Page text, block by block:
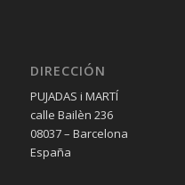
DIRECCIÓN
PUJADAS i MARTÍ
calle Bailèn 236
08037 – Barcelona
España